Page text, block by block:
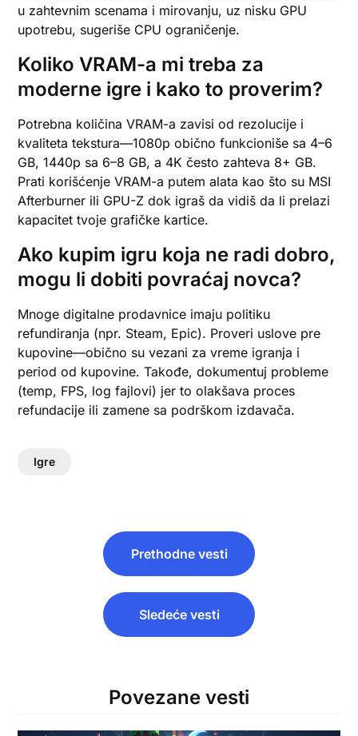
u zahtevnim scenama i mirovanju, uz nisku GPU
upotrebu, sugeriše CPU ograničenje.
Koliko VRAM-a mi treba za
moderne igre i kako to proverim?
Potrebna količina VRAM-a zavisi od rezolucije i
kvaliteta tekstura—1080p obično funkcioniše sa 4–6
GB, 1440p sa 6–8 GB, a 4K često zahteva 8+ GB.
Prati korišćenje VRAM-a putem alata kao što su MSI
Afterburner ili GPU-Z dok igraš da vidiš da li prelazi
kapacitet tvoje grafičke kartice.
Ako kupim igru koja ne radi dobro,
mogu li dobiti povraćaj novca?
Mnoge digitalne prodavnice imaju politiku
refundiranja (npr. Steam, Epic). Proveri uslove pre
kupovine—obično su vezani za vreme igranja i
period od kupovine. Takođe, dokumentuj probleme
(temp, FPS, log fajlovi) jer to olakšava proces
refundacije ili zamene sa podrškom izdavača.
Igre
Prethodne vesti
Sledeće vesti
Povezane vesti